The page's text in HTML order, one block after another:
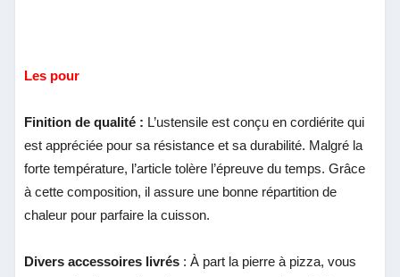
Les pour
Finition de qualité : L’ustensile est conçu en cordiérite qui
est appréciée pour sa résistance et sa durabilité. Malgré la
forte température, l’article tolère l’épreuve du temps. Grâce
à cette composition, il assure une bonne répartition de
chaleur pour parfaire la cuisson.
Divers accessoires livrés : À part la pierre à pizza, vous